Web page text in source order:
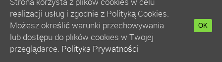
Balony z Helem:Anonse:Hurtownia Balonów
Kurs Animatora Gdańsk:Katalog Firm
Hurtownia Animatora: Balony:Balony Wejherowo
:
Akademia Animatora:Balony Warszawa
Bańki Mydlane:Hurtownia Balonów
realizacji usług i zgodnie z Polityką Cookies.
Możesz określić warunki przechowywania
lub dostępu do plików cookies w Twojej
przeglądarce. Polityka Prywatności
OK